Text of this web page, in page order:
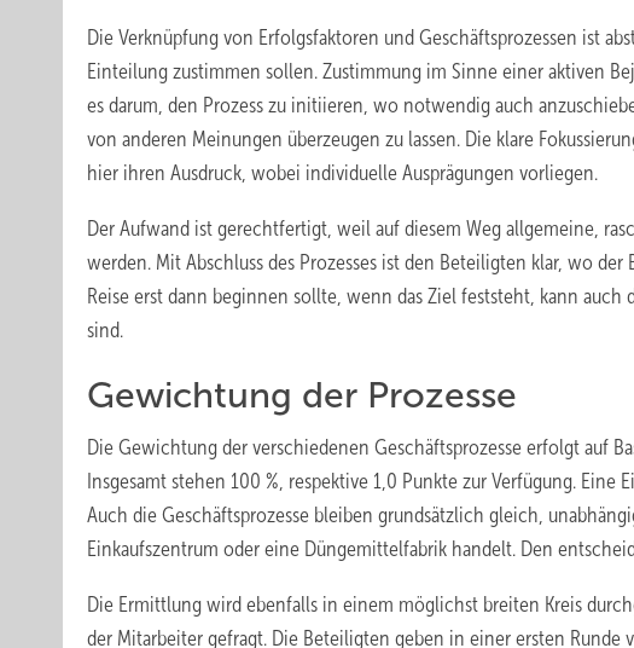
Die Verknüpfung von Erfolgsfaktoren und Geschäftsprozessen ist
Einteilung zustimmen sollen. Zustimmung im Sinne einer aktiven
es darum, den Prozess zu initiieren, wo notwendig auch
von anderen Meinungen überzeugen zu lassen. Die klare
hier ihren Ausdruck, wobei individuelle Ausprägungen vorliegen.
Der Aufwand ist gerechtfertigt, weil auf diesem Weg allgemeine,
werden. Mit Abschluss des Prozesses ist den Beteiligten klar, wo
Reise erst dann beginnen sollte, wenn das Ziel feststeht, kann
sind.
Gewichtung der Prozesse
Die Gewichtung der verschiedenen Geschäftsprozesse erfolgt auf
Insgesamt stehen 100 %, respektive 1,0 Punkte zur Verfügung.
Auch die Geschäftsprozesse bleiben grundsätzlich gleich,
Einkaufszentrum oder eine Düngemittelfabrik handelt. Den
Die Ermittlung wird ebenfalls in einem möglichst breiten Kreis
der Mitarbeiter gefragt. Die Beteiligten geben in einer ersten